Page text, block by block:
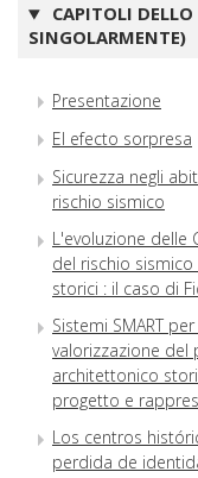
CAPITOLI
SINGOLARMENTE)
Presentazione
El efecto sorpresa
Sicurezza negli
rischio sismico
L'evoluzione delle
del rischio sismico
storici : il caso di
Sistemi SMART
valorizzazione del
architettonico
progetto e
Los centros
perdida de